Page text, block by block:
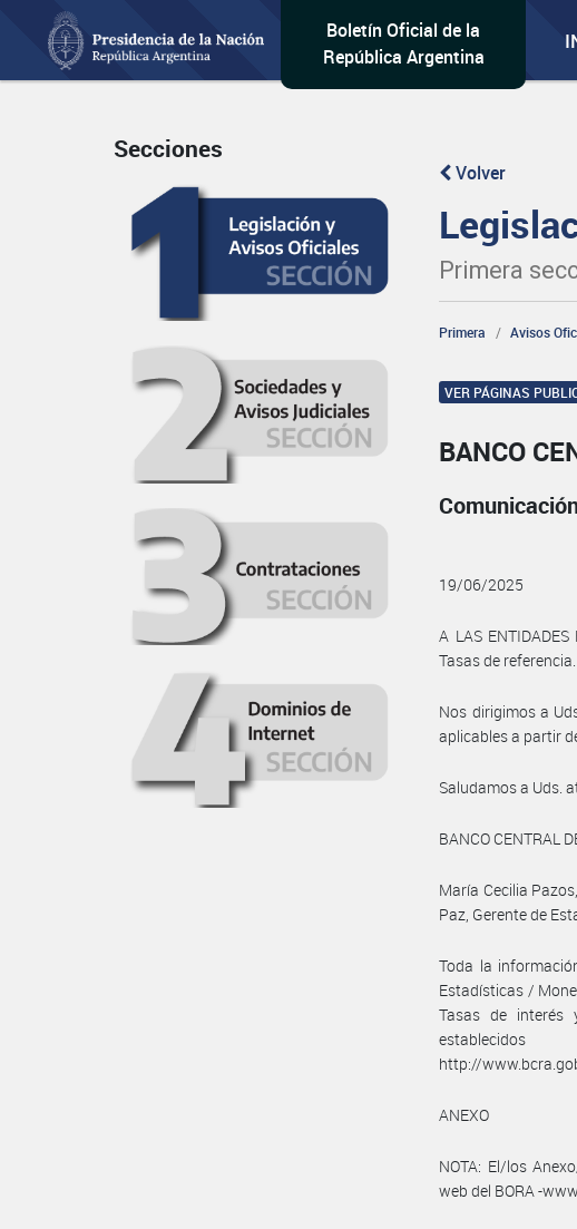
Boletín Oficial de la
República Argentina
Secciones
Volver
Primera
Primera Avisos
VER PÁGINAS
BANCO
19/06/2025
A LAS
Tasas de referencia.
Nos dirigimos a
aplicables a partir
Saludamos a Uds.
BANCO CENTRAL
María Cecilia
Paz, Gerente de
Toda la
Estadísticas /
Tasas de interés
http://
ANEXO
NOTA: El/los
web del BORA -